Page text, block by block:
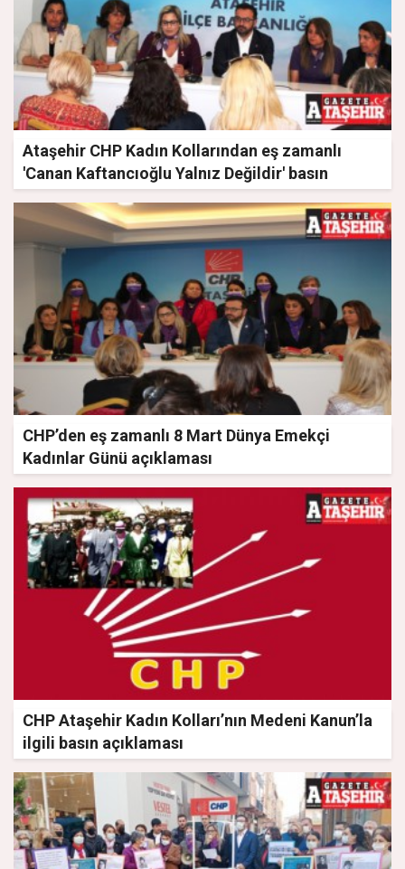
Ataşehir CHP Kadın Kollarından eş zamanlı
'Canan Kaftancıoğlu Yalnız Değildir' basın
CHP’den eş zamanlı 8 Mart Dünya Emekçi
Kadınlar Günü açıklaması
CHP Ataşehir Kadın Kolları’nın Medeni Kanun’la
ilgili basın açıklaması